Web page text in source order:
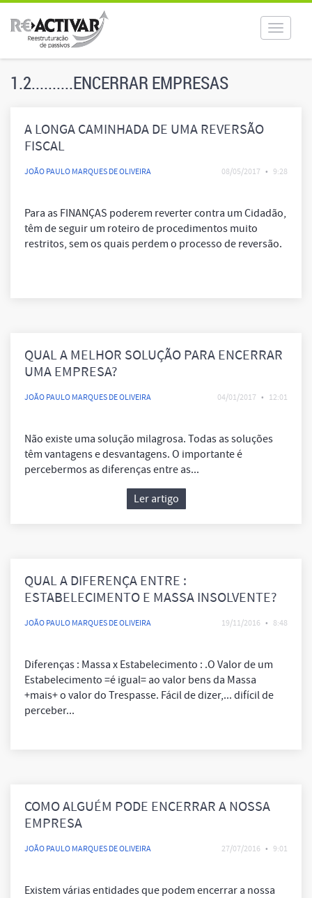
Toggle
1.2..........ENCERRAR EMPRESAS
A LONGA CAMINHADA DE UMA REVERSÃO
FISCAL
OU REVERSÃO DA SS
JOÃO PAULO MARQUES DE OLIVEIRA 08/05/2017 • 9:28
Para as FINANÇAS poderem reverter contra um Cidadão,
têm de seguir um roteiro de procedimentos muito
restritos, sem os quais perdem o processo de reversão.
QUAL A MELHOR SOLUÇÃO PARA ENCERRAR
UMA EMPRESA?
JOÃO PAULO MARQUES DE OLIVEIRA 04/01/2017 • 12:01
Não existe uma solução milagrosa. Todas as soluções
têm vantagens e desvantagens. O importante é
percebermos as diferenças entre as...
Ler artigo
QUAL A DIFERENÇA ENTRE :
ESTABELECIMENTO E MASSA INSOLVENTE?
JOÃO PAULO MARQUES DE OLIVEIRA 19/11/2016 • 8:48
Diferenças : Massa x Estabelecimento : .O Valor de um
Estabelecimento =é igual= ao valor bens da Massa
+mais+ o valor do Trespasse. Fácil de dizer,... difícil de
perceber...
COMO ALGUÉM PODE ENCERRAR A NOSSA
EMPRESA
JOÃO PAULO MARQUES DE OLIVEIRA 27/07/2016 • 9:01
Existem várias entidades que podem encerrar a nossa